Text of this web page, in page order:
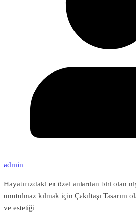
admin
Hayatınızdaki en özel anlardan biri olan
unutulmaz kılmak için Çakıltaşı Tasarım
ve estetiği